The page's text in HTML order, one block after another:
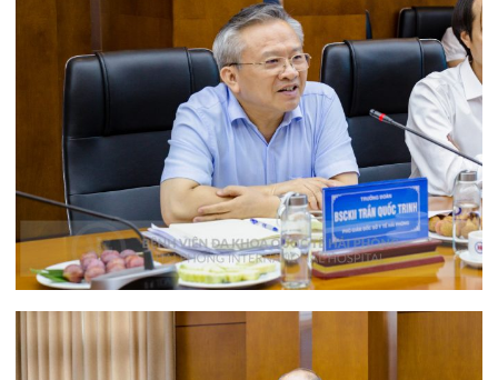
Tiếp thu những ý kiến của Đoàn kiểm tra,
ThS.BSNT. Nguyễn Thái Bình – Giám đốc chuyên
môn Bệnh viện đã cảm ơn những đánh giá, góp ý
của Đoàn giúp cho Bệnh viện phát triển và hoàn
thành tốt các tiêu chí để cải tiến chất lượng khám,